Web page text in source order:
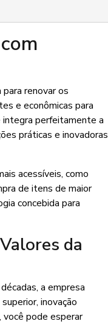
renovar os
e econômicas para
perfeitamente a
práticas e inovadoras
acessíveis, como
de itens de maior
concebida para
da
a empresa
inovação
você pode esperar